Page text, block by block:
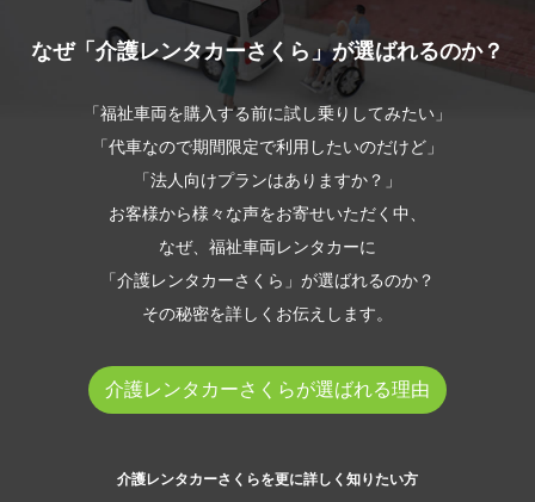
なぜ「介護レンタカーさくら」が選ばれるのか？
「福祉車両を購入する前に試し乗りしてみたい」
「代車なので期間限定で利用したいのだけど」
「法人向けプランはありますか？」
お客様から様々な声をお寄せいただく中、
なぜ、福祉車両レンタカーに
「介護レンタカーさくら」が選ばれるのか？
その秘密を詳しくお伝えします。
介護レンタカーさくらが選ばれる理由
介護レンタカーさくらを更に詳しく知りたい方